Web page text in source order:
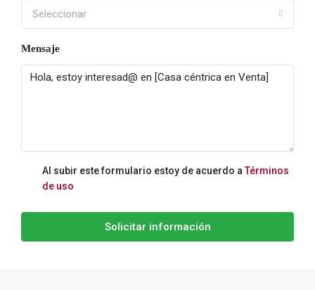
Seleccionar
Mensaje
Al subir este formulario estoy de acuerdo aTérminos
de uso
Solicitar información